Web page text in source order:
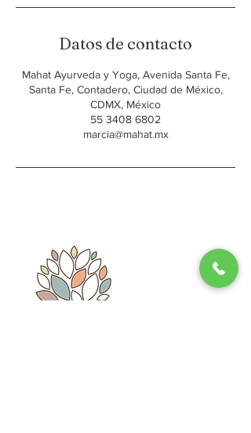
Datos de contacto
Mahat Ayurveda y Yoga, Avenida Santa Fe,
Santa Fe, Contadero, Ciudad de México,
CDMX, México
55 3408 6802
marcia@mahat.mx